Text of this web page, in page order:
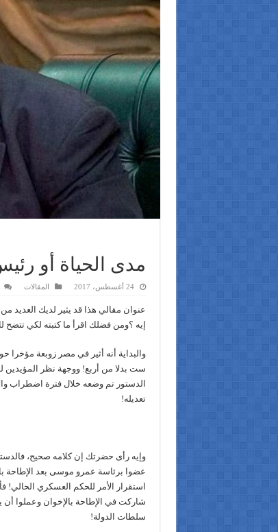
مدى الحياة أو
24 أغسطس، 2017 المقالات
عنوان مقالي هذا قد يثير لديك العديد
إيه ؟ومن فضلك اقرأ ما كتبته لكي تتضح
والبداية أنه أثير في مصر زوبعة
ست بدلا من أربع! ووجهة نظر المؤيدين
الدستور تم وضعه خلال فترة اضطراب
تعديله!
وإيه رأى حضرتك إن كلامه صحيح،
عضوا برئاسة عمرو موسى بعد الإطاحة
استقرار الأمر للحكم العسكري الحالي!
شاركت في الإطاحة بالإخوان وعملوا أن
سلطات الدولة!